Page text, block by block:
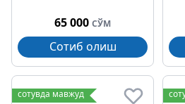
65 000 СЎМ
Сотиб олиш
сотувда мавжуд